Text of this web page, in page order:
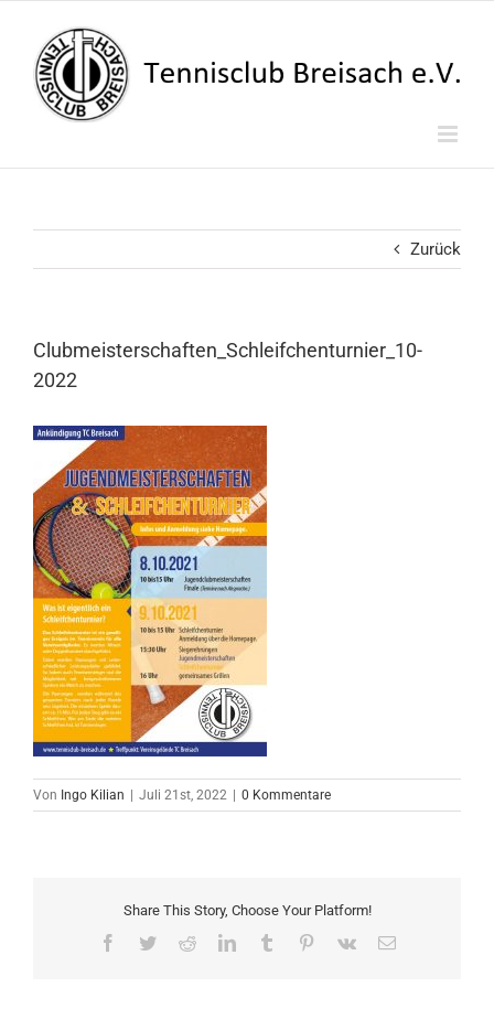
springen
Zurück
Clubmeisterschaften_Schleifchenturnier_10-
2022
Von Ingo Kilian Juli 21st, 2022 0 Kommentare
Share This Story, Choose Your Platform!
Facebook
TwitterRedditLinkedInTumblr Pinterest
Vk
E-